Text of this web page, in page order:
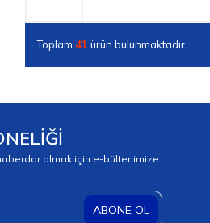
Toplam 41 ürün bulunmaktadır.
olmak için e-bültenimize
ABONE OL